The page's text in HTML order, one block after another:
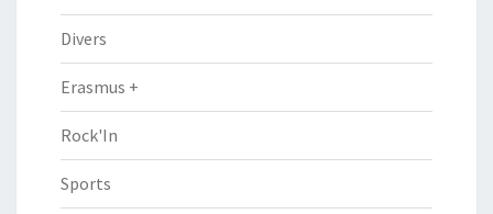
Divers
Erasmus +
Rock'In
Sports